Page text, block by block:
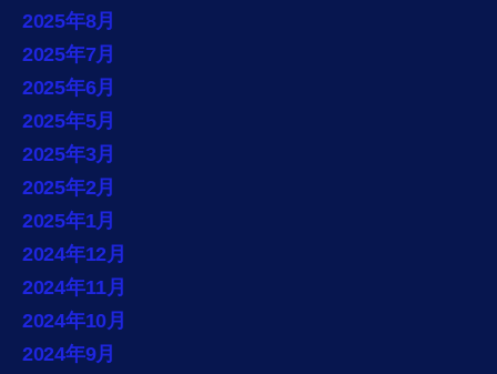
2025年8月
2025年7月
2025年6月
2025年5月
2025年3月
2025年2月
2025年1月
2024年12月
2024年11月
2024年10月
2024年9月